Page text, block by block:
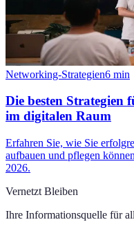
Networking-Strategien6 min
Die besten Strategien
im digitalen Raum
Erfahren Sie, wie Sie
aufbauen und pflegen
2026.
Vernetzt Bleiben
Ihre Informationsquelle für